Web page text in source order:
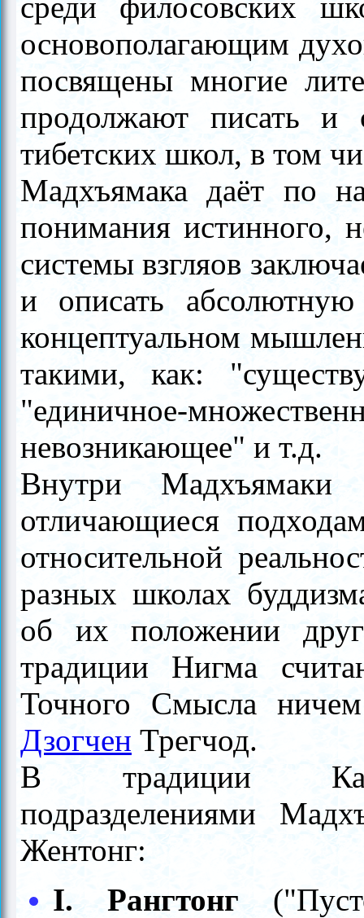
основополагающим
посвящены многие
продолжают писать и
тибетских школ, в том
Мадхъямака даёт по
понимания истинного,
системы взгляов
и описать
концептуальном
такими, как:
"единичное-
невозникающее" и т.д.
Внутри Мадхъямаки
отличающиеся
относительной
разных школах
об их положении
традиции Нигма
Точного Смысла
Дзогчен Трегчод.
В традиции
подразделениями
Жентонг:
I. Рангтонг